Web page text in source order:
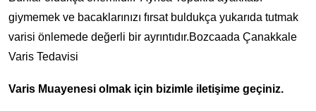
giymemek ve bacaklarınızı fırsat buldukça yukarıda tutmak
varisi önlemede değerli bir ayrıntıdır.Bozcaada Çanakkale
Varis Tedavisi
Varis Muayenesi olmak için bizimle iletişime geçiniz.